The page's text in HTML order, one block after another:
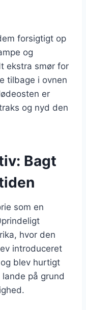
forsigtigt op
og
ekstra smør for
tilbage i ovnen
er
og nyd den
Bagt
som en
hvor den
introduceret
blev hurtigt
på grund